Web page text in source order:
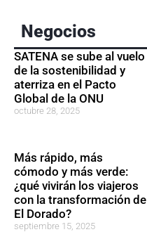
Negocios
SATENA se sube al vuelo
de la sostenibilidad y
aterriza en el Pacto
Global de la ONU
octubre 28, 2025
Más rápido, más
cómodo y más verde:
¿qué vivirán los viajeros
con la transformación de
El Dorado?
septiembre 15, 2025